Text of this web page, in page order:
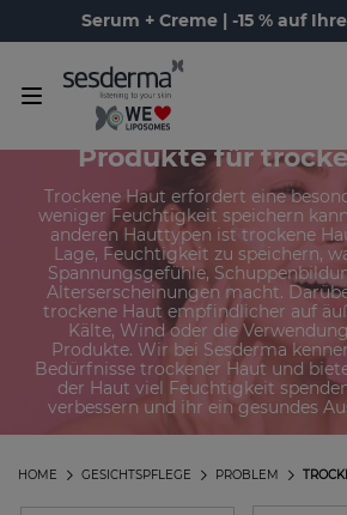
Serum + Creme | -15 % auf
Produkte für
Trockene Haut erfordert eine
weniger Feuchtigkeit speichern
anderen Hauttypen ist trockene
Lage, Feuchtigkeit zu speichern,
Spannungsgefühle,
Alterserscheinungen macht.
trockene Haut empfindlicher auf
Kälte, Wind oder die
Produkte. Wir bei Sesderma
Bedürfnisse trockener Haut und
der Haut viel Feuchtigkeit
verbessern und ihr ein gesundes
PROBLEM
GESICHTSPFLEGE
HOME